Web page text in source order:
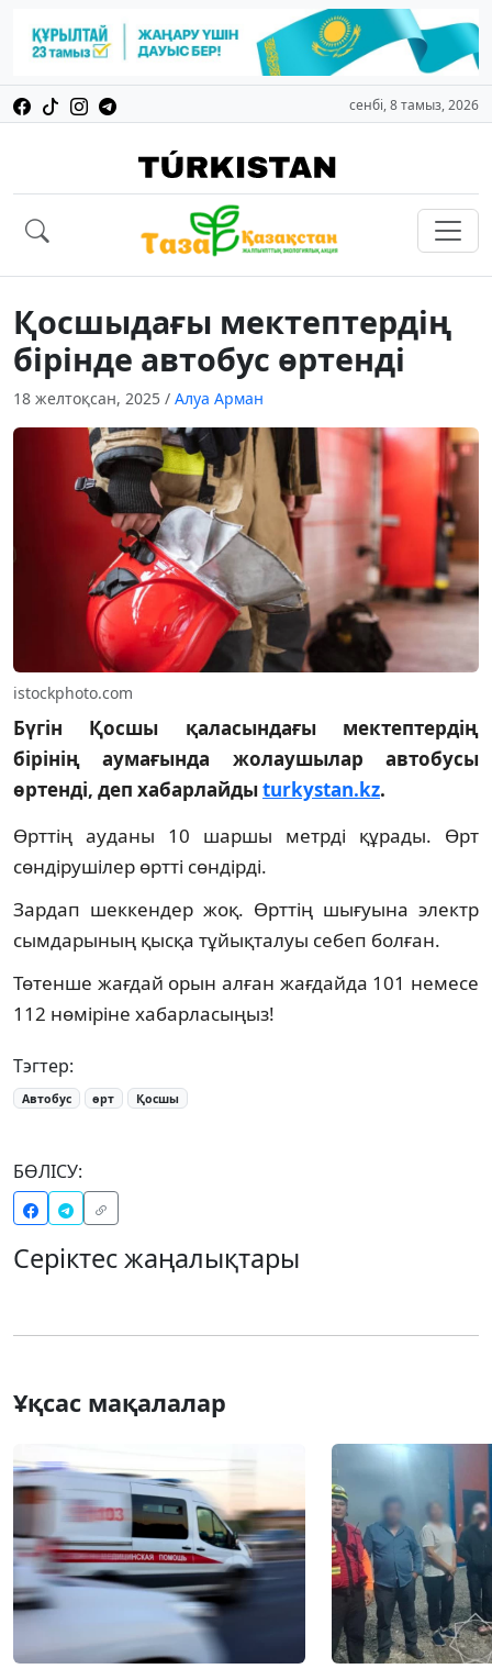
сенбі, 8 тамыз, 2026
Қосшыдағы мектептердің
бірінде автобус өртенді
18 желтоқсан, 2025 / Алуа Арман
istockphoto.com
Бүгін Қосшы қаласындағы мектептердің
бірінің аумағында жолаушылар автобусы
өртенді, деп хабарлайдыturkystan.kz.
Өрттің ауданы 10 шаршы метрді құрады. Өрт
сөндірушілер өртті сөндірді.
Зардап шеккендер жоқ. Өрттің шығуына электр
сымдарының қысқа тұйықталуы себеп болған.
Төтенше жағдай орын алған жағдайда 101 немесе
112 нөміріне хабарласыңыз!
Тэгтер:
Автобус өрт Қосшы
БӨЛІСУ:
Серіктес жаңалықтары
Ұқсас мақалалар